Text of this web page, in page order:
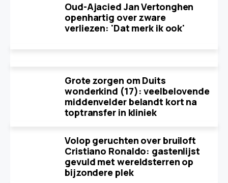
Oud-Ajacied Jan Vertonghen
openhartig over zware
verliezen: 'Dat merk ik ook'
Grote zorgen om Duits
wonderkind (17): veelbelovende
middenvelder belandt kort na
toptransfer in kliniek
Volop geruchten over bruiloft
Cristiano Ronaldo: gastenlijst
gevuld met wereldsterren op
bijzondere plek